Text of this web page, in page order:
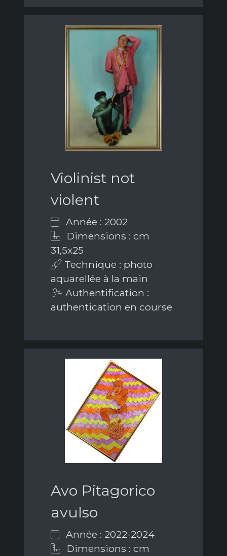
Violinist not
violent
Année : 2002
Dimensions : cm
31,5x25
Technique : photo
aquarellée à la main
Authentification :
authentication en course
Avo Pitagorico
avulso
Année : 2022-2024
Dimensions : cm